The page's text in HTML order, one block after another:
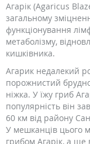
Агарік (Agaricus
загальному
функціонування
метаболізму,
кишківника.
Агарик недалекий
порожнистий
ніжка. У їжу гриб
популярність він
60 км від району
У мешканців цього
грибом Агарік, а ще